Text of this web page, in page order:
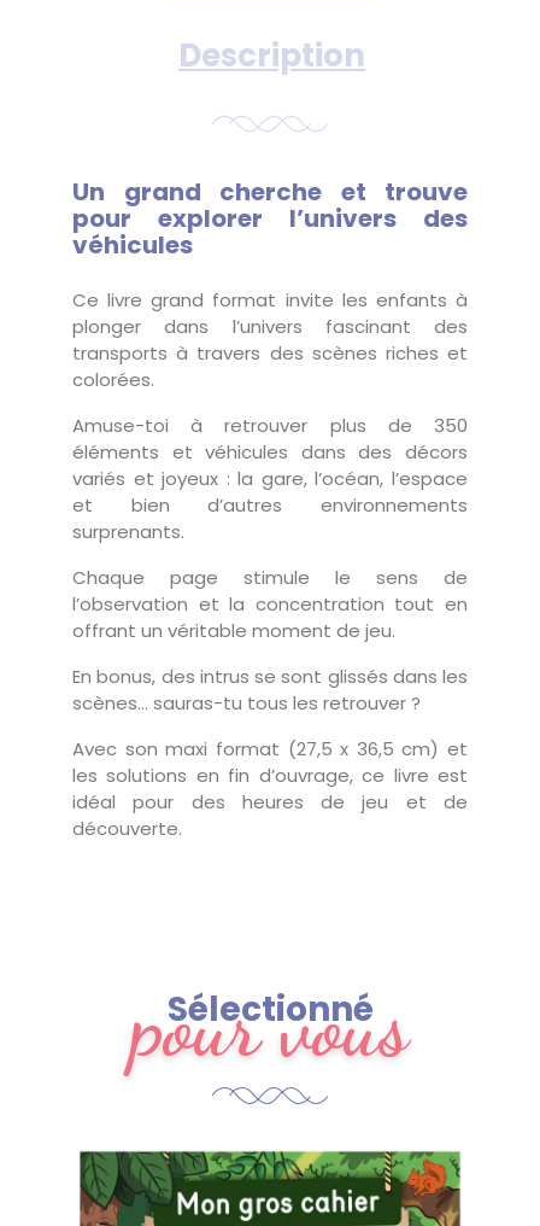
Description
Un grand cherche et trouve
pour explorer l’univers des
véhicules
Ce livre grand format invite les enfants à
plonger dans l’univers fascinant des
transports à travers des scènes riches et
colorées.
Amuse-toi à retrouver plus de 350
éléments et véhicules dans des décors
variés et joyeux : la gare, l’océan, l’espace
et bien d’autres environnements
surprenants.
Chaque page stimule le sens de
l’observation et la concentration tout en
offrant un véritable moment de jeu.
En bonus, des intrus se sont glissés dans les
scènes… sauras-tu tous les retrouver ?
Avec son maxi format (27,5 x 36,5 cm) et
les solutions en fin d’ouvrage, ce livre est
idéal pour des heures de jeu et de
découverte.
Sélectionné
pour vous